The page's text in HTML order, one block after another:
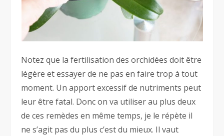
Notez que la fertilisation des orchidées doit être
légère et essayer de ne pas en faire trop à tout
moment. Un apport excessif de nutriments peut
leur être fatal. Donc on va utiliser au plus deux
de ces remèdes en même temps, je le répète il
ne s’agit pas du plus c’est du mieux. Il vaut